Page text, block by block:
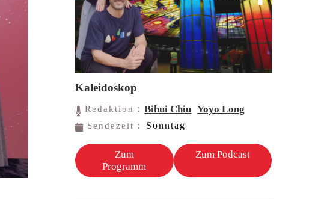
Kaleidoskop
Redaktion：Bihui Chiu Yoyo Long
Sendezeit： Sonntag
Zum
Programm
Zum Podcast